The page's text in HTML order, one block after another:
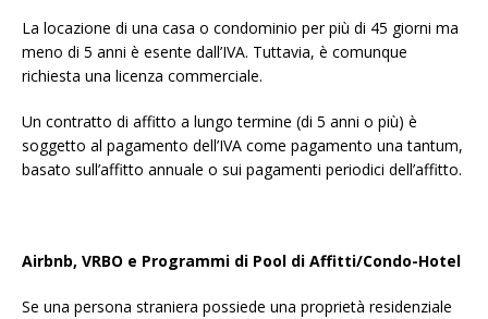
La locazione di una casa o condominio per più di 45 giorni ma
meno di 5 anni è esente dall’IVA. Tuttavia, è comunque
richiesta una licenza commerciale.
Un contratto di affitto a lungo termine (di 5 anni o più) è
soggetto al pagamento dell’IVA come pagamento una tantum,
basato sull’affitto annuale o sui pagamenti periodici dell’affitto.
Airbnb, VRBO e Programmi di Pool di Affitti/Condo-Hotel
Se una persona straniera possiede una proprietà residenziale